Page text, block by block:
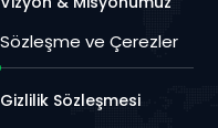
Sözleşme ve Çerezler
Gizlilik Sözleşmesi